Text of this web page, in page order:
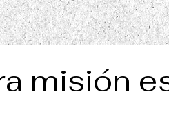
misión